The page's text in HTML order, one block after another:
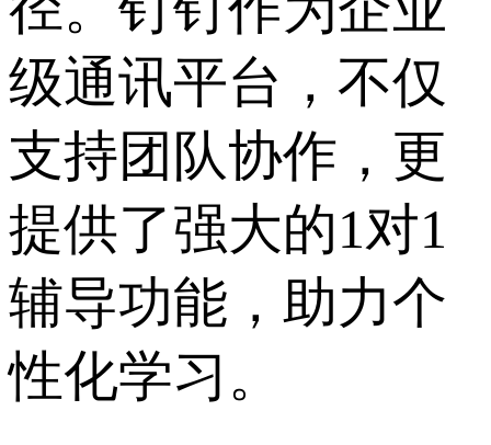
级通讯平台，不仅
支持团队协作，更
提供了强大的1对1
辅导功能，助力个
性化学习。